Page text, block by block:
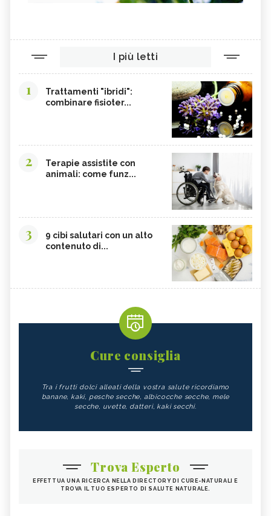
I più letti
1
Trattamenti "ibridi":
combinare fisioter...
2
Terapie assistite con
animali: come funz...
3
9 cibi salutari con un alto
contenuto di...
Cure consiglia
Tra i frutti dolci alleati della vostra salute ricordiamo
banane, kaki, pesche secche, albicocche secche, mele
secche, uvette, datteri, kaki secchi.
Trova Esperto
EFFETTUA UNA RICERCA NELLA DIRECTORY DI CURE-NATURALI E
TROVA IL TUO ESPERTO DI SALUTE NATURALE.